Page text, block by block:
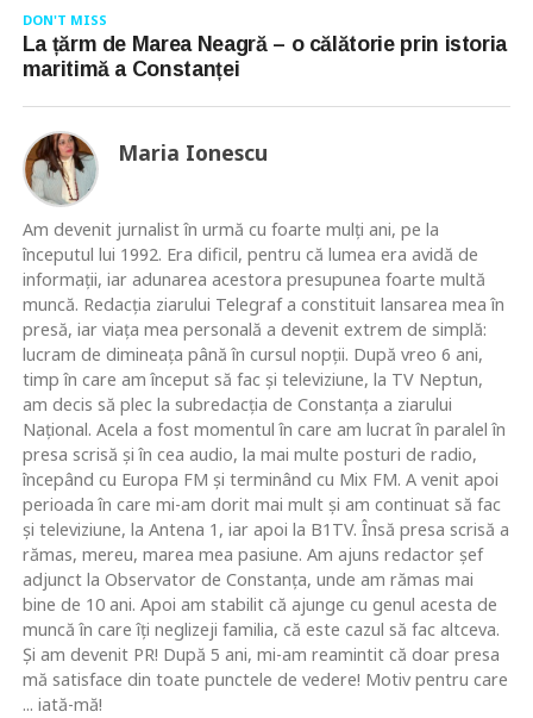
DON'T MISS
La țărm de Marea Neagră – o călătorie prin istoria
maritimă a Constanței
Maria Ionescu
Am devenit jurnalist în urmă cu foarte mulţi ani, pe la
începutul lui 1992. Era dificil, pentru că lumea era avidă de
informaţii, iar adunarea acestora presupunea foarte multă
muncă. Redacţia ziarului Telegraf a constituit lansarea mea în
presă, iar viaţa mea personală a devenit extrem de simplă:
lucram de dimineaţa până în cursul nopţii. După vreo 6 ani,
timp în care am început să fac şi televiziune, la TV Neptun,
am decis să plec la subredacţia de Constanţa a ziarului
Naţional. Acela a fost momentul în care am lucrat în paralel în
presa scrisă şi în cea audio, la mai multe posturi de radio,
începând cu Europa FM şi terminând cu Mix FM. A venit apoi
perioada în care mi-am dorit mai mult şi am continuat să fac
şi televiziune, la Antena 1, iar apoi la B1TV. Însă presa scrisă a
rămas, mereu, marea mea pasiune. Am ajuns redactor şef
adjunct la Observator de Constanţa, unde am rămas mai
bine de 10 ani. Apoi am stabilit că ajunge cu genul acesta de
muncă în care îţi neglizeji familia, că este cazul să fac altceva.
Şi am devenit PR! După 5 ani, mi-am reamintit că doar presa
mă satisface din toate punctele de vedere! Motiv pentru care
... iată-mă!